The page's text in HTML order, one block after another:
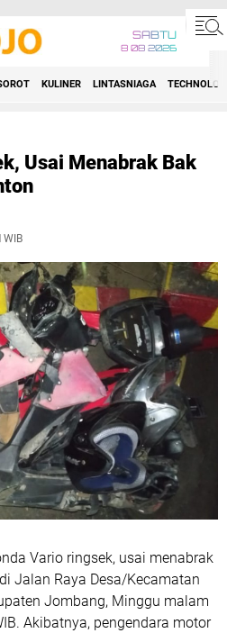
SABTU
8 08 2026
KULINER LINTASNIAGA
Usai Menabrak Bak
WIB
Vario ringsek, usai menabrak
Jalan Raya Desa/Kecamatan
Jombang, Minggu malam
Akibatnya, pengendara motor